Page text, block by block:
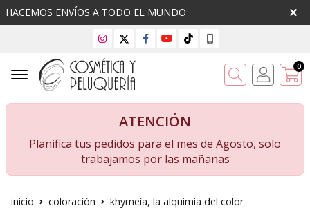
HACEMOS ENVÍOS A TODO EL MUNDO
Buscar 0
ATENCIÓN
Planifica tus pedidos para el mes de Agosto, solo
trabajamos por las mañanas
inicio coloración
khymeía, la alquimia del color